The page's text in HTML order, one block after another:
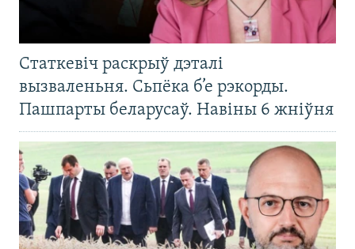
Статкевіч раскрыў дэталі
вызваленьня. Сьпёка б’е рэкорды.
Пашпарты беларусаў. Навіны 6 жніўня